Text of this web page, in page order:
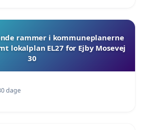
rammer i kommuneplanerne
lokalplan EL27 for Ejby Mosevej
30
dage